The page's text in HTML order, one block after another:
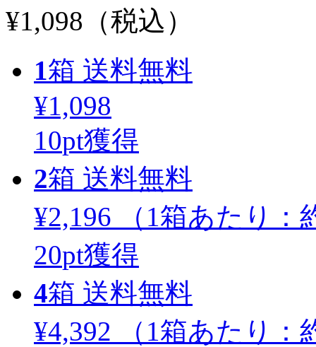
¥1,098 （税込）
1箱 送料無料
¥1,098
10pt獲得
2箱 送料無料
¥2,196
（1箱あたり：
20pt獲得
4箱 送料無料
¥4,392
（1箱あたり：